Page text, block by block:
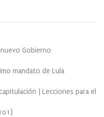
Gobierno
mandato de Lula
| Lecciones para el
)